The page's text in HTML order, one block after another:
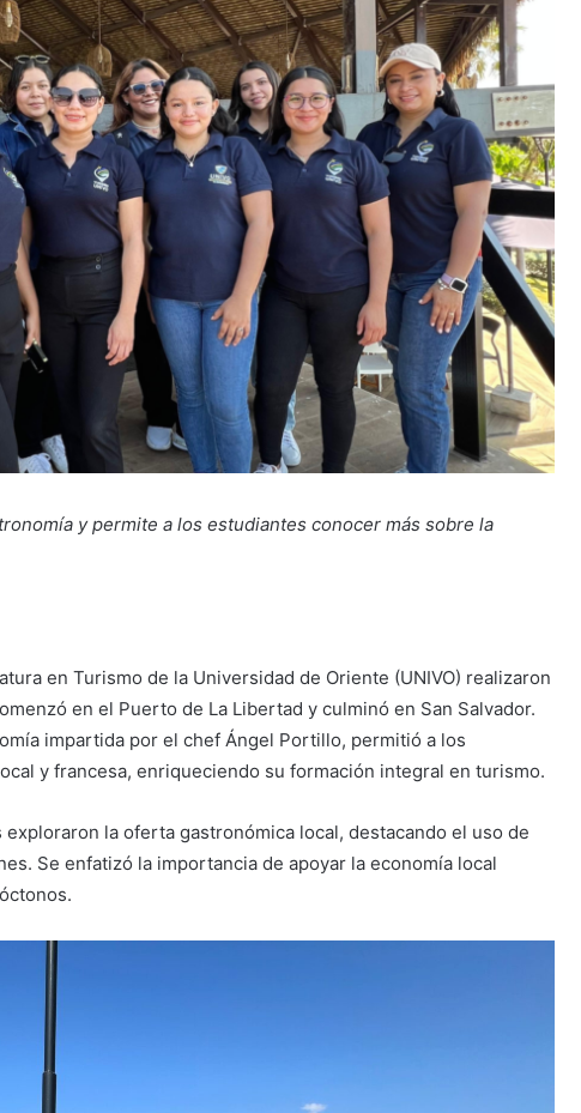
y permite a los estudiantes conocer más sobre la
en Turismo de la Universidad de Oriente (UNIVO) realizaron
en el Puerto de La Libertad y culminó en San Salvador.
impartida por el chef Ángel Portillo, permitió a los
y francesa, enriqueciendo su formación integral en turismo.
la oferta gastronómica local, destacando el uso de
Se enfatizó la importancia de apoyar la economía local